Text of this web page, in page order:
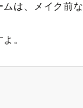
は、メイク前な
。